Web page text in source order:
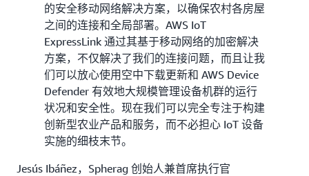
的安全移动网络解决方案，以确保农村各房屋
之间的连接和全局部署。AWS IoT
ExpressLink 通过其基于移动网络的加密解决
方案，不仅解决了我们的连接问题，而且让我
们可以放心使用空中下载更新和 AWS Device
Defender 有效地大规模管理设备机群的运行
状况和安全性。现在我们可以完全专注于构建
创新型农业产品和服务，而不必担心 IoT 设备
实施的细枝末节。
Jesús Ibáñez，Spherag 创始人兼首席执行官